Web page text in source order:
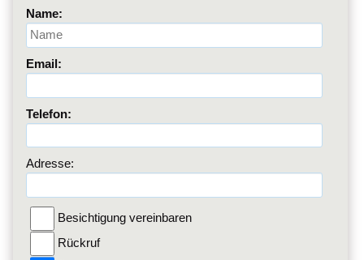
Name:
Email:
Telefon:
Adresse:
Besichtigung vereinbaren
Rückruf